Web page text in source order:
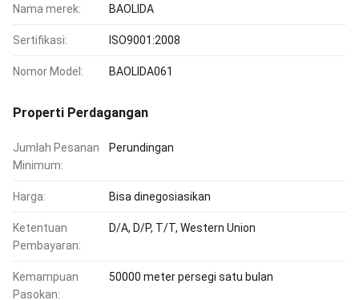
Nama merek: BAOLIDA
Sertifikasi: ISO9001:2008
Nomor Model: BAOLIDA061
Properti Perdagangan
Jumlah Pesanan
Minimum:
Perundingan
Harga: Bisa dinegosiasikan
Ketentuan
Pembayaran:
D/A, D/P, T/T, Western Union
Kemampuan
Pasokan:
50000 meter persegi satu bulan